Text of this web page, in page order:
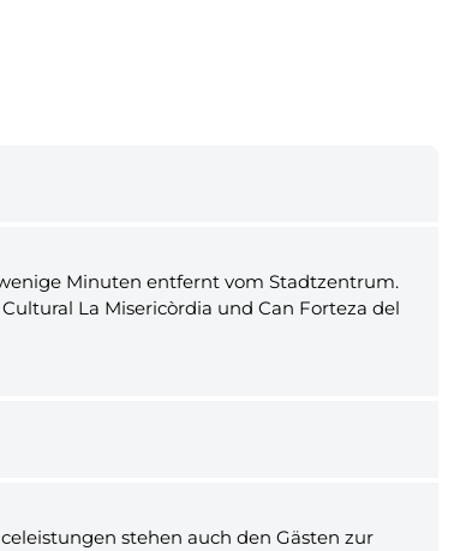
Minuten entfernt vom Stadtzentrum.
La Misericòrdia und Can Forteza del
stehen auch den Gästen zur